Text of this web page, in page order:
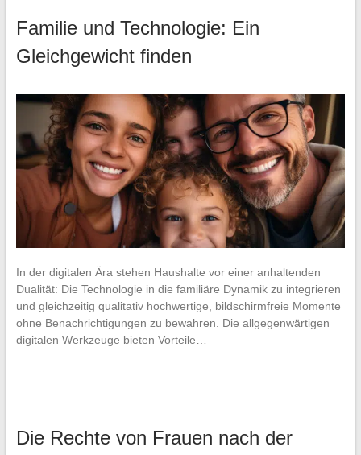
Familie und Technologie: Ein
Gleichgewicht finden
In der digitalen Ära stehen Haushalte vor einer anhaltenden
Dualität: Die Technologie in die familiäre Dynamik zu integrieren
und gleichzeitig qualitativ hochwertige, bildschirmfreie Momente
ohne Benachrichtigungen zu bewahren. Die allgegenwärtigen
digitalen Werkzeuge bieten Vorteile…
Die Rechte von Frauen nach der